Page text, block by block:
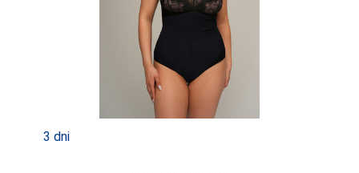
JJW
JULIMEX
KAROLINKA
3 dni